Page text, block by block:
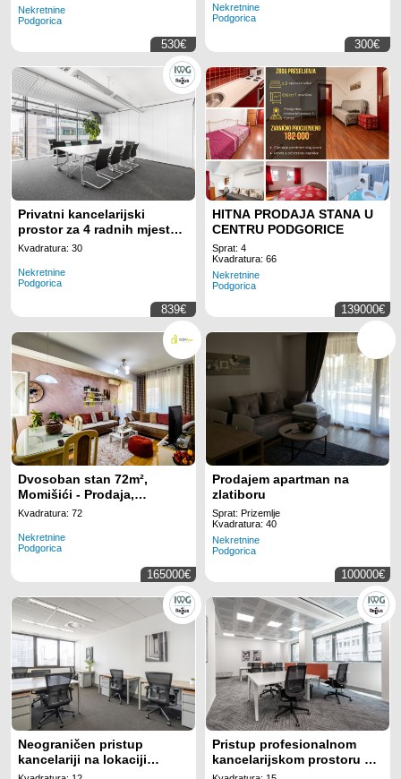
Nekretnine
Podgorica
530€
Nekretnine
Podgorica
300€
Privatni kancelarijski
prostor za 4 radnih mjesta
na lokaciji Regus Business
Kvadratura: 30
Nekretnine
Podgorica
839€
HITNA PRODAJA STANA U
CENTRU PODGORICE
Sprat: 4
Kvadratura: 66
Nekretnine
Podgorica
139000€
Dvosoban stan 72m²,
Momišići - Prodaja,
Polunamješten,
Kvadratura: 72
Nekretnine
Podgorica
165000€
Prodajem apartman na
zlatiboru
Sprat: Prizemlje
Kvadratura: 40
Nekretnine
Podgorica
100000€
Neograničen pristup
kancelariji na lokaciji
Regus Business Tower
Pristup profesionalnom
kancelarijskom prostoru sa
svim uključenim sadržajima